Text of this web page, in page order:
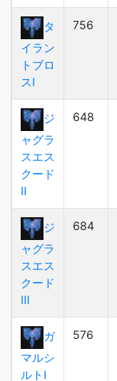
タ
イラン
トブロ
スⅠ
756
ジ
ャグラ
スエス
クード
Ⅱ
648
ジ
ャグラ
スエス
クード
Ⅲ
684
ガ
マルシ
ルトⅠ
576